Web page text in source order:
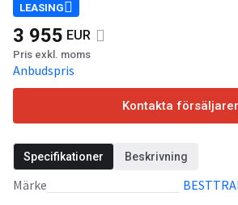
LEASING
3 955 EUR
Pris exkl. moms
Anbudspris
Kontakta
Specifikationer Beskrivning
Märke